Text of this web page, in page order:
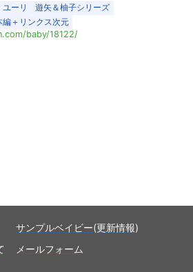
ユーリ
遊矢＆柚子シリーズ
＋リンクス次元
baby/18122/
サンプルベイビー(更新情報)
メールフォーム